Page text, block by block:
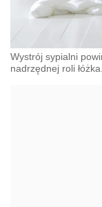
Wystrój sypialni
nadrzędnej roli łóżka.